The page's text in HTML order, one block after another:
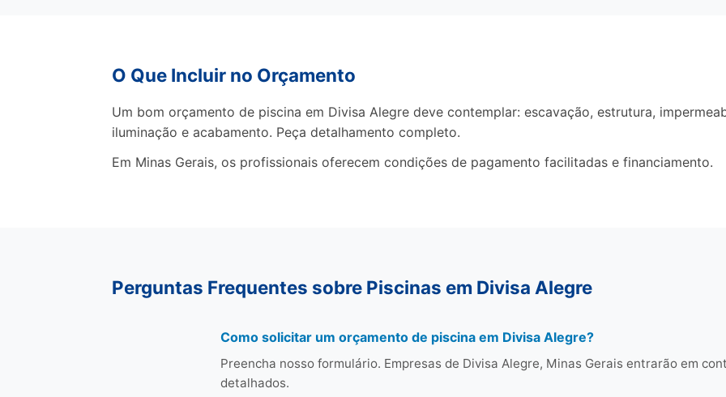
O Que Incluir no Orçamento
Um bom orçamento de piscina em Divisa Alegre deve contemplar: escavação, estrutura,
iluminação e acabamento. Peça detalhamento completo.
Em Minas Gerais, os profissionais oferecem condições de pagamento facilitadas e financiamento.
Perguntas Frequentes sobre Piscinas em Divisa Alegre
Como solicitar um orçamento de piscina em Divisa Alegre?
Preencha nosso formulário. Empresas de Divisa Alegre, Minas Gerais entrarão em
detalhados.